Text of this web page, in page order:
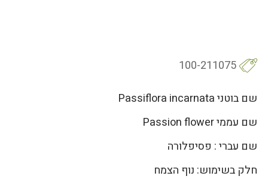
100-211075
שם בוטני Passiflora incarnata
שם עממי Passion flower
שם עברי : פסיפלורה
חלק בשימוש: נוף הצמח